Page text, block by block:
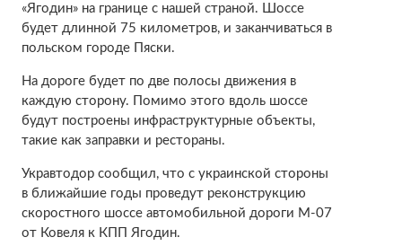
«Ягодин» на границе с нашей страной. Шоссе
будет длинной 75 километров, и заканчиваться в
польском городе Пяски.
На дороге будет по две полосы движения в
каждую сторону. Помимо этого вдоль шоссе
будут построены инфраструктурные объекты,
такие как заправки и рестораны.
Укравтодор сообщил, что с украинской стороны
в ближайшие годы проведут реконструкцию
скоростного шоссе автомобильной дороги М-07
от Ковеля к КПП Ягодин.